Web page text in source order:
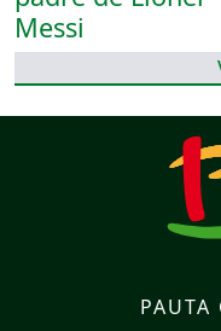
PAUTA